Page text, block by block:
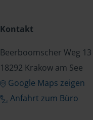
Kontakt
Beerboomscher Weg 13
18292 Krakow am See
Google Maps zeigen
Anfahrt zum Büro